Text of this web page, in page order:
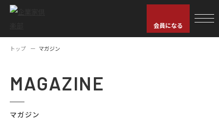
会員になる
トップ マガジン
MAGAZINE
マガジン